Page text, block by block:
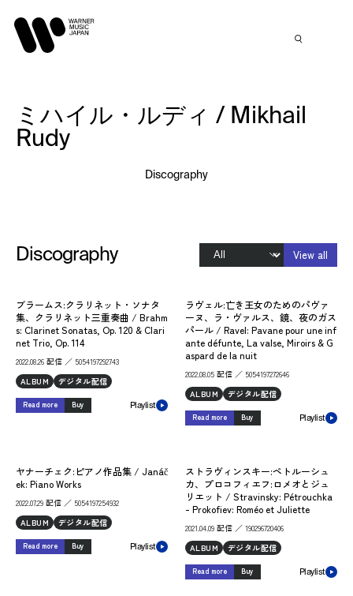
ミハイル・ルディ / Mikhail
Rudy
Discography
Discography View all
ブラームス:クラリネット・ソナタ
集、クラリネット三重奏曲 / Brahm
s: Clarinet Sonatas, Op. 120 & Clari
net Trio, Op. 114
2022.08.26 配信 ／ 5054197292743
ALBUM
デジタル配信
Read more Buy Playlist
ラヴェル:亡き王女のためのパヴァ
ーヌ、ラ・ヴァルス、鏡、夜のガス
パール / Ravel: Pavane pour une inf
ante défunte, La valse, Miroirs & G
aspard de la nuit
2022.08.05 配信 ／ 5054197272646
ALBUM
デジタル配信
Read more Buy Playlist
ヤナーチェク:ピアノ作品集 / Janáč
ek: Piano Works
2022.07.29 配信 ／ 5054197254932
ALBUM
デジタル配信
Read more Buy Playlist
ストラヴィンスキー:ペトルーシュ
カ、プロコフィエフ:ロメオとジュ
リエット / Stravinsky: Pétrouchka
- Prokofiev: Roméo et Juliette
2021.04.09 配信 ／ 190296720406
ALBUM
デジタル配信
Read more Buy Playlist